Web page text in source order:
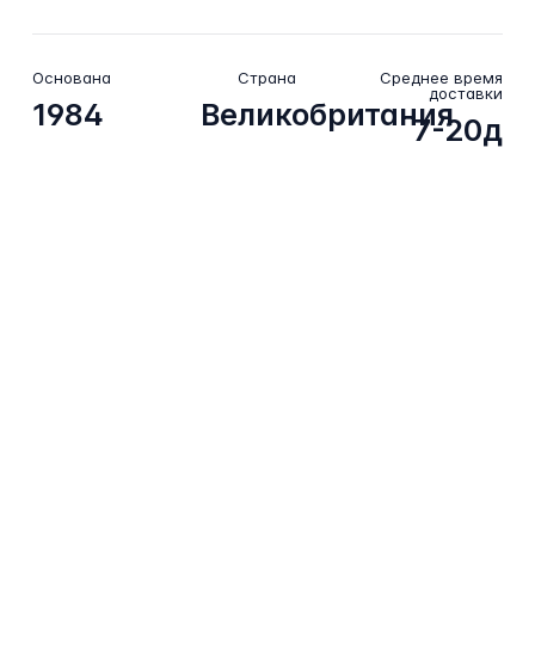
Основана
1984
Страна
Великобритания
Среднее время
доставки
7-20д